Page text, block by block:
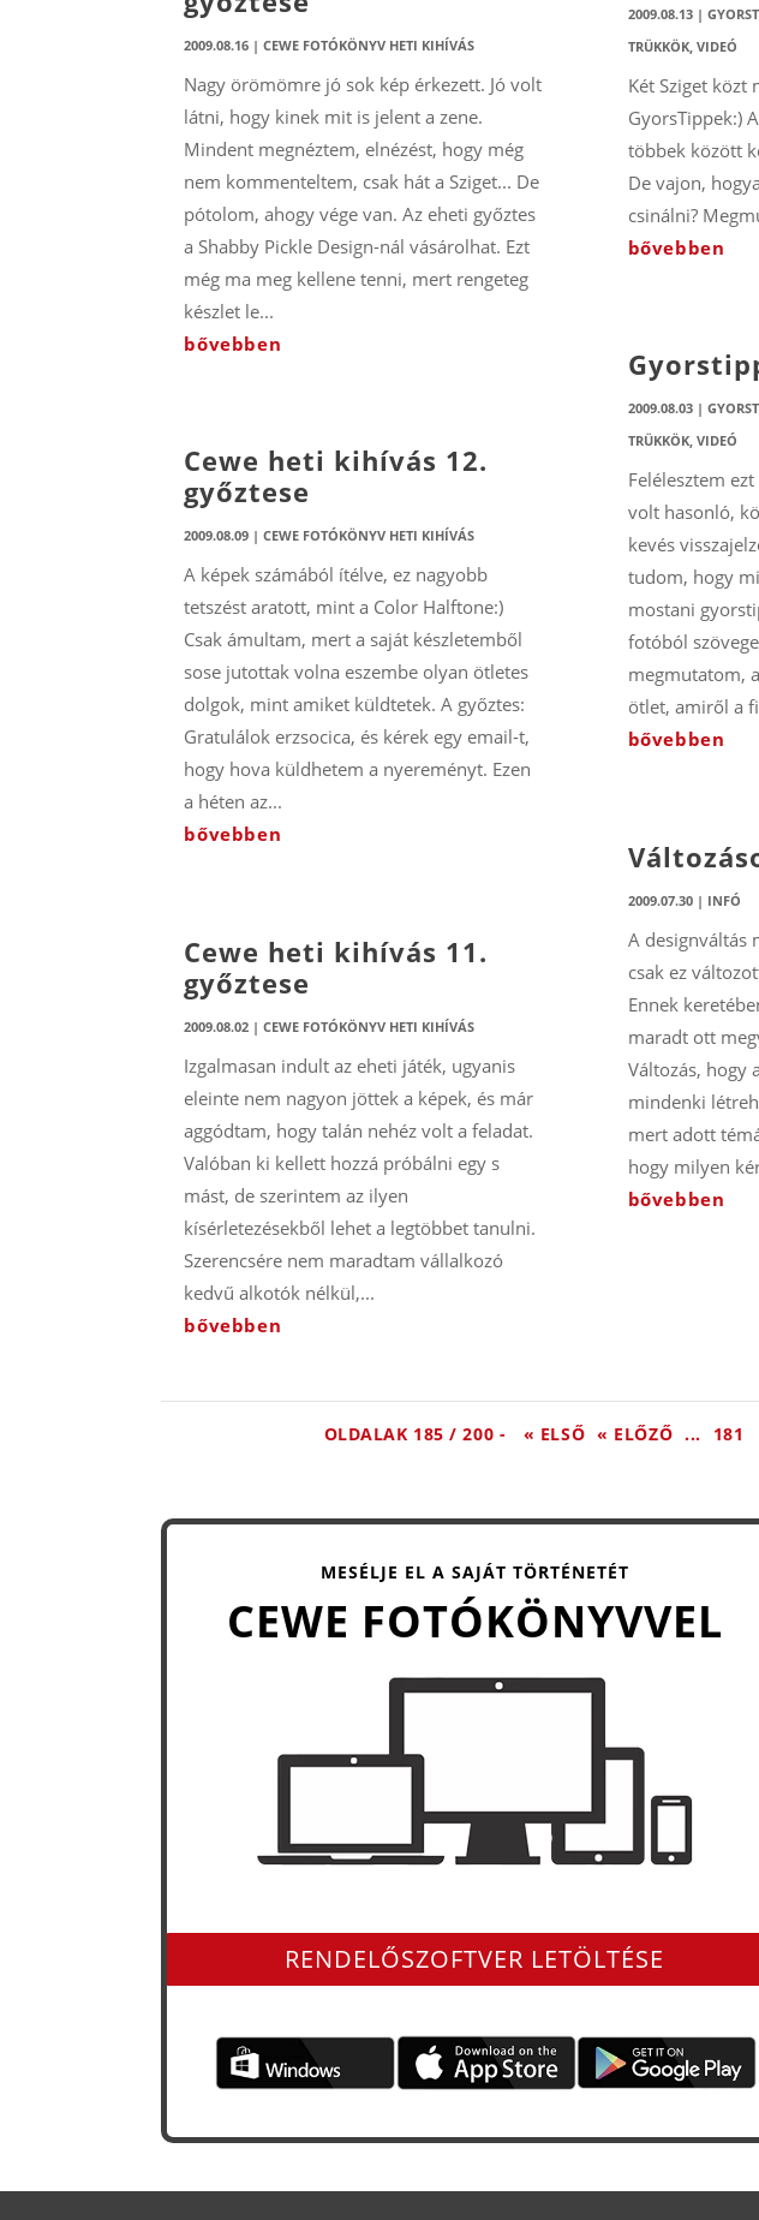
2009.08.16 |CEWE FOTÓKÖNYV HETI KIHÍVÁS
Nagy örömömre jó sok kép érkezett. Jó volt
látni, hogy kinek mit is jelent a zene.
Mindent megnéztem, elnézést, hogy még
nem kommenteltem, csak hát a Sziget... De
pótolom, ahogy vége van. Az eheti győztes
a Shabby Pickle Design-nál vásárolhat. Ezt
még ma meg kellene tenni, mert rengeteg
készlet le...
bővebben
Cewe heti kihívás 12.
győztese
2009.08.09 |CEWE FOTÓKÖNYV HETI KIHÍVÁS
A képek számából ítélve, ez nagyobb
tetszést aratott, mint a Color Halftone:)
Csak ámultam, mert a saját készletemből
sose jutottak volna eszembe olyan ötletes
dolgok, mint amiket küldtetek. A győztes:
Gratulálok erzsocica, és kérek egy email-t,
hogy hova küldhetem a nyereményt. Ezen
a héten az...
bővebben
Cewe heti kihívás 11.
győztese
2009.08.02 |CEWE FOTÓKÖNYV HETI KIHÍVÁS
Izgalmasan indult az eheti játék, ugyanis
eleinte nem nagyon jöttek a képek, és már
aggódtam, hogy talán nehéz volt a feladat.
Valóban ki kellett hozzá próbálni egy s
mást, de szerintem az ilyen
kísérletezésekből lehet a legtöbbet tanulni.
Szerencsére nem maradtam vállalkozó
kedvű alkotók nélkül,...
bővebben
2009.08.13|
TRÜKKÖK, VIDEÓ
Két Sziget közt
GyorsTippek:)
többek között
De vajon,
csinálni?
bővebben
2009.08.03|
TRÜKKÖK, VIDEÓ
Felélesztem
volt hasonló,
kevés
tudom, hogy
mostani
fotóból
megmutatom,
ötlet, amiről a
bővebben
2009.07.30| INFÓ
A designváltás
csak ez
Ennek
maradt ott
Változás, hogy
mindenki
mert adott
hogy milyen
bővebben
OLDALAK 185 / 200 - « ELSŐ « ELŐZŐ ... 181
MESÉLJE EL A SAJÁT TÖRTÉNETÉT
CEWE FOTÓKÖNYVVEL
RENDELŐSZOFTVER LETÖLTÉSE